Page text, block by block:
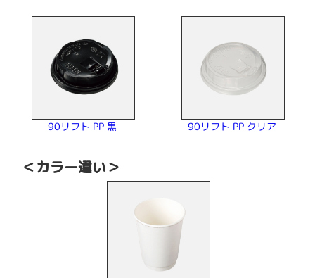
90リフト PP 黒 90リフト PP クリア
＜カラー違い＞